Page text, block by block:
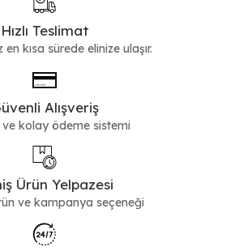
Hızlı Teslimat
en kısa sürede elinize ulaşır.
Alışveriş
ve kolay ödeme sistemi
Ürün Yelpazesi
ve kampanya seçeneği